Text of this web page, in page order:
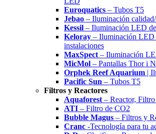
Euroquatics – Tubos T5
Jebao – Iluminación
Kessil – Iluminación LED
Keloray – Iluminación LED
instalaciones
MaxSpect – Iluminación
MicMol – Pantallas Thor i
Orphek Reef Aquarium |
Pacific Sun – Tubos T5
Filtros y Reactores
Aquaforest – Reactor,
ATI – Filtro de CO2
Bubble Magus – Filtros y
Cranc -Tecnología para tu